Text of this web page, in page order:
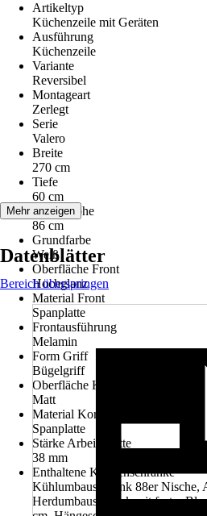
Artikeltyp
Küchenzeile mit Geräten
Ausführung
Küchenzeile
Variante
Reversibel
Montageart
Zerlegt
Serie
Valero
Breite
270 cm
Tiefe
60 cm
Arbeitshöhe
86 cm
Grundfarbe
Weiß
Oberfläche Front
Hochglanz
Material Front
Spanplatte
Frontausführung
Melamin
Form Griff
Bügelgriff
Oberfläche Korpus
Matt
Material Korpus
Spanplatte
Stärke Arbeitsplatte
38 mm
Enthaltene Küchenschränke
Kühlumbauschrank 88er Nische,
Herdumbauschrank mit fester
Mehr anzeigen
Datenblätter
Bereich überspringen